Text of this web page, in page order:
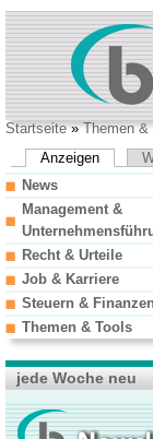
Startseite»Themen &
Anzeigen
News
Management &
Recht & Urteile
Job & Karriere
Steuern & Finanzen
Themen & Tools
jede Woche neu